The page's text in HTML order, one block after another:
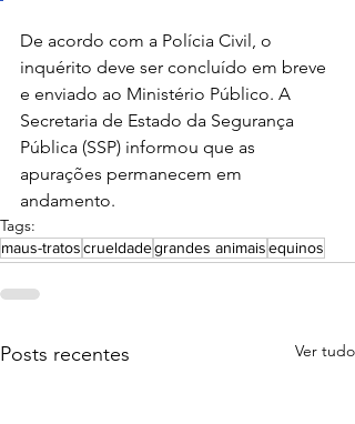
De acordo com a Polícia Civil, o
inquérito deve ser concluído em breve
e enviado ao Ministério Público. A
Secretaria de Estado da Segurança
Pública (SSP) informou que as
apurações permanecem em
andamento.
Tags:
maus-tratoscrueldadegrandes animaisequinos
Posts recentes Ver tudo